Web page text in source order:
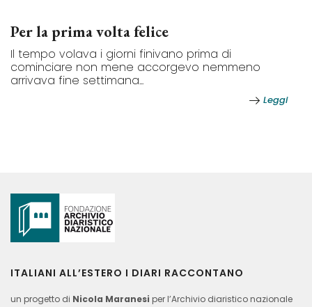
Per la prima volta felice
Il tempo volava i giorni finivano prima di
cominciare non mene accorgevo nemmeno
arrivava fine settimana...
Leggi
ITALIANI ALL’ESTERO I DIARI RACCONTANO
un progetto di Nicola Maranesi per l’Archivio diaristico nazionale